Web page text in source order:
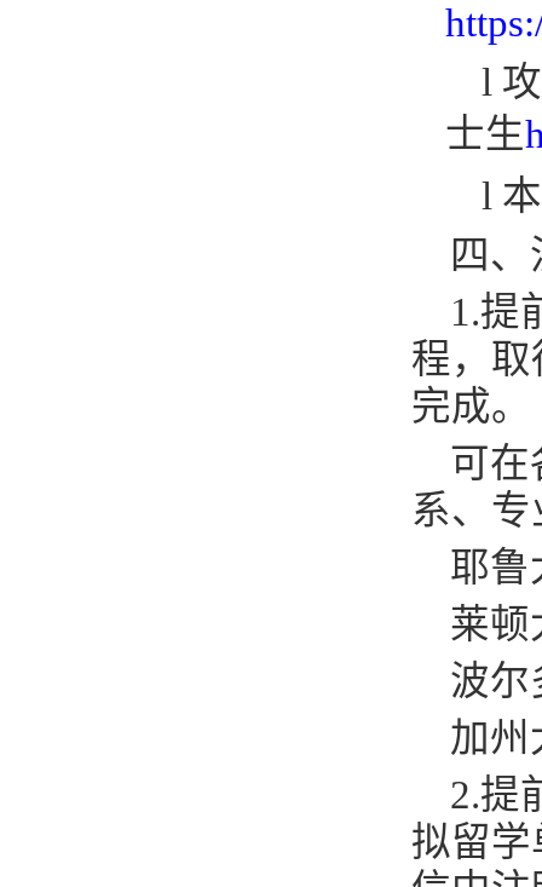
l
士生
l
四
1.提
程，
完成。
可在
系、
耶鲁
莱顿
波尔
加州
2.提
拟留